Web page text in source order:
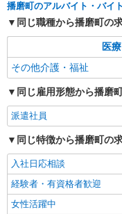
播磨町のアルバイト・バイ
同じ職種から播磨町の
医
その他介護・福祉
同じ雇用形態から播磨
派遣社員
同じ特徴から播磨町の
入社日応相談
経験者・有資格者歓迎
女性活躍中